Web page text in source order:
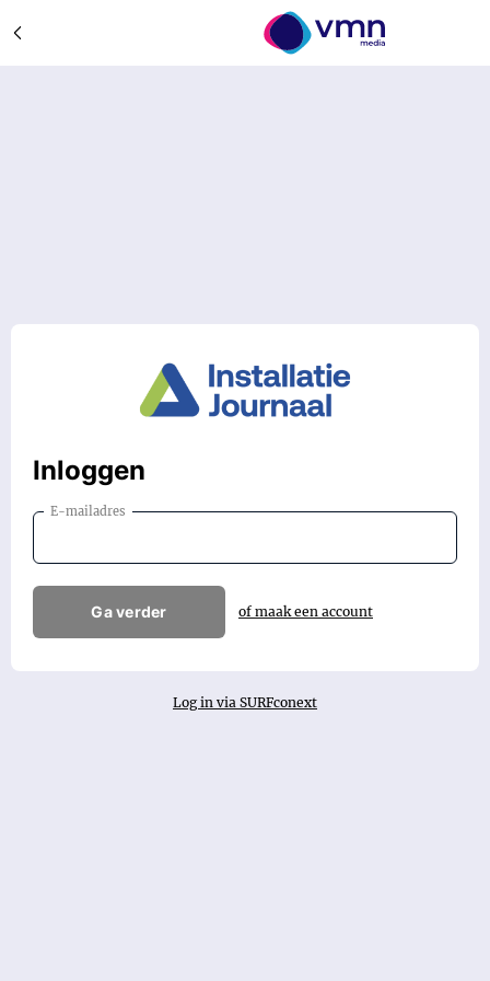
Inloggen
E-mailadres
Ga verder of maak een account
Log in via SURFconext